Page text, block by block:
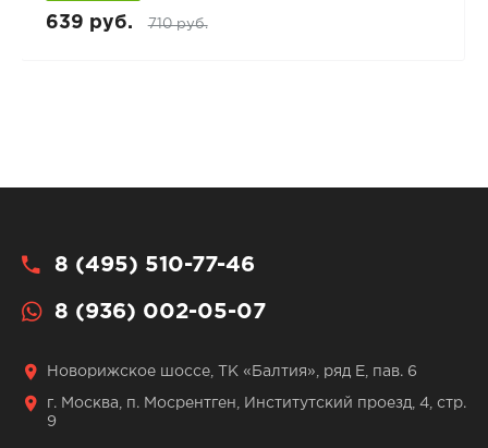
639 руб. 710 руб.
8 (495) 510-77-46
8 (936) 002-05-07
Новорижское шоссе, ТК «Балтия», ряд Е, пав. 6
г. Москва, п. Мосрентген, Институтский проезд, 4, стр.
9